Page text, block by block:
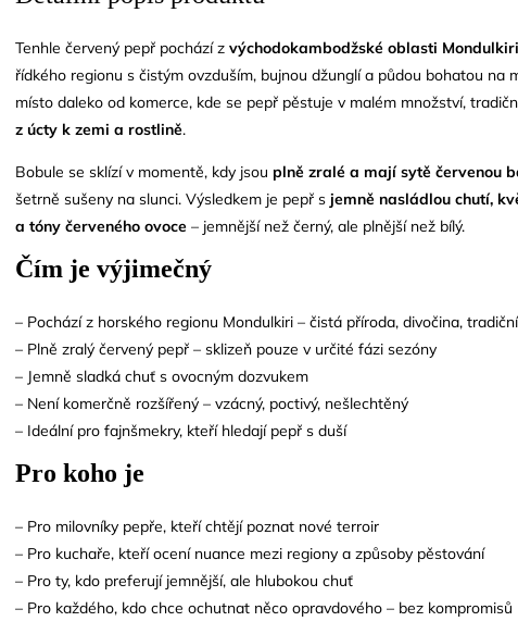
Tenhle červený pepř pochází z východokambodžské oblasti Mondulkiri
řídkého regionu s čistým ovzduším, bujnou džunglí a půdou bohatou na
místo daleko od komerce, kde se pepř pěstuje v malém množství,
z úcty k zemi a rostlině.
Bobule se sklízí v momentě, kdy jsou plně zralé a mají sytě červenou
šetrně sušeny na slunci. Výsledkem je pepř s jemně nasládlou chutí,
a tóny červeného ovoce – jemnější než černý, ale plnější než bílý.
Čím je výjimečný
– Pochází z horského regionu Mondulkiri – čistá příroda, divočina,
– Plně zralý červený pepř – sklizeň pouze v určité fázi sezóny
– Jemně sladká chuť s ovocným dozvukem
– Není komerčně rozšířený – vzácný, poctivý, nešlechtěný
– Ideální pro fajnšmekry, kteří hledají pepř s duší
Pro koho je
– Pro milovníky pepře, kteří chtějí poznat nové terroir
– Pro kuchaře, kteří ocení nuance mezi regiony a způsoby pěstování
– Pro ty, kdo preferují jemnější, ale hlubokou chuť
– Pro každého, kdo chce ochutnat něco opravdového – bez kompromisů